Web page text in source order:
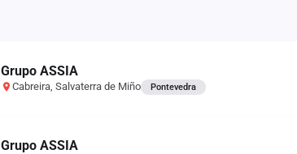
Grupo ASSIA
Cabreira, Salvaterra de Miño Pontevedra
Grupo ASSIA